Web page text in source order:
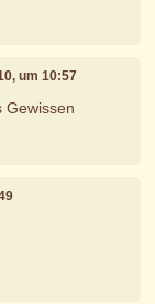
um 10:57
Gewissen